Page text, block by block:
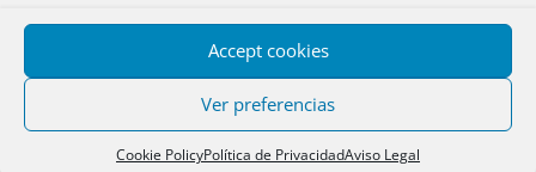
Accept cookies
Ver preferencias
Cookie PolicyPolítica de PrivacidadAviso Legal
ORIGINAL MAYOR
TRIBUNALES CALIFICADORES: